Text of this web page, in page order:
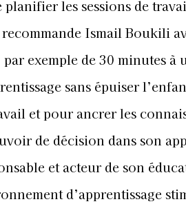
planifier les sessions de
Ismail Boukili
exemple de 30 minutes
sans épuiser
et pour ancrer les
de décision dans son
et acteur de son
d’apprentissage